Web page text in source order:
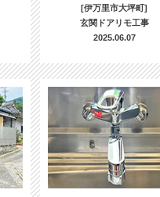
[伊万里市大坪町]
玄関ドアリモ工事
2025.06.07